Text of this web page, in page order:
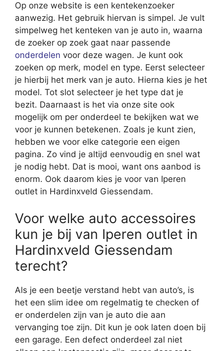
Op onze website is een kentekenzoeker
aanwezig. Het gebruik hiervan is simpel. Je vult
simpelweg het kenteken van je auto in, waarna
de zoeker op zoek gaat naar passende
onderdelen voor deze wagen. Je kunt ook
zoeken op merk, model en type. Eerst selecteer
je hierbij het merk van je auto. Hierna kies je het
model. Tot slot selecteer je het type dat je
bezit. Daarnaast is het via onze site ook
mogelijk om per onderdeel te bekijken wat we
voor je kunnen betekenen. Zoals je kunt zien,
hebben we voor elke categorie een eigen
pagina. Zo vind je altijd eenvoudig en snel wat
je nodig hebt. Dat is mooi, want ons aanbod is
enorm. Ook daarom kies je voor van Iperen
outlet in Hardinxveld Giessendam.
Voor welke auto accessoires
kun je bij van Iperen outlet in
Hardinxveld Giessendam
terecht?
Als je een beetje verstand hebt van auto’s, is
het een slim idee om regelmatig te checken of
er onderdelen zijn van je auto die aan
vervanging toe zijn. Dit kun je ook laten doen bij
een garage. Een defect onderdeel zal niet